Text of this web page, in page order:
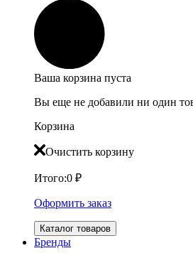
Ваша корзина пуста
Вы еще не добавили ни один
Корзина
Очистить корзину
Итого:0 ₽
Оформить заказ
Каталог товаров
Бренды